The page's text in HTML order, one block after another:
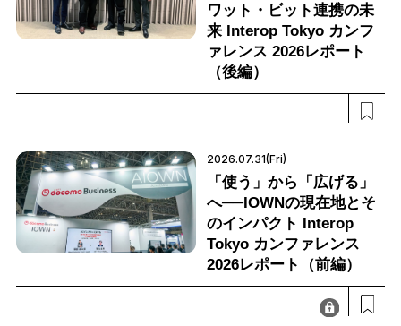
ワット・ビット連携の未
来 Interop Tokyo カンフ
ァレンス 2026レポート
（後編）
2026.07.31(Fri)
「使う」から「広げる」
へ──IOWNの現在地とそ
のインパクト Interop
Tokyo カンファレンス
2026レポート（前編）